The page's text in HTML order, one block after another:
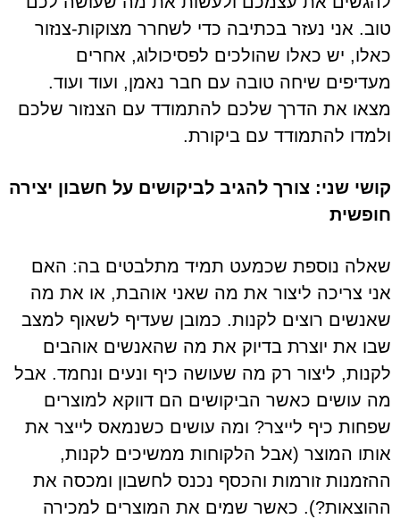
טוב. אני נעזר בכתיבה כדי לשחרר מצוקות-צנזור
כאלו, יש כאלו שהולכים לפסיכולוג, אחרים
מעדיפים שיחה טובה עם חבר נאמן, ועוד ועוד.
מצאו את הדרך שלכם להתמודד עם הצנזור שלכם
ולמדו להתמודד עם ביקורת.
קושי שני: צורך להגיב לביקושים על חשבון יצירה
חופשית
שאלה נוספת שכמעט תמיד מתלבטים בה: האם
אני צריכה ליצור את מה שאני אוהבת, או את מה
שאנשים רוצים לקנות. כמובן שעדיף לשאוף למצב
שבו את יוצרת בדיוק את מה שהאנשים אוהבים
לקנות, ליצור רק מה שעושה כיף ונעים ונחמד. אבל
מה עושים כאשר הביקושים הם דווקא למוצרים
שפחות כיף לייצר? ומה עושים כשנמאס לייצר את
אותו המוצר (אבל הלקוחות ממשיכים לקנות,
ההזמנות זורמות והכסף נכנס לחשבון ומכסה את
ההוצאות?). כאשר שמים את המוצרים למכירה